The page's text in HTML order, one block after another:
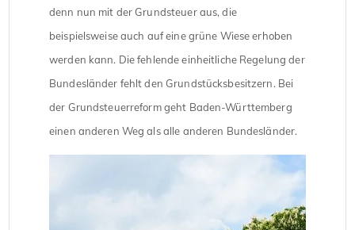
denn nun mit der Grundsteuer aus, die
beispielsweise auch auf eine grüne Wiese erhoben
werden kann. Die fehlende einheitliche Regelung der
Bundesländer fehlt den Grundstücksbesitzern. Bei
der Grundsteuerreform geht Baden-Württemberg
einen anderen Weg als alle anderen Bundesländer.